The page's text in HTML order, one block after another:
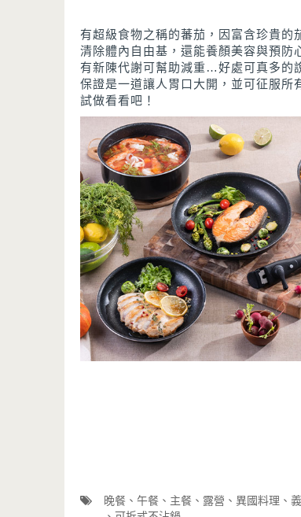
有超級食物之稱的蕃茄，因富含珍貴的
清除體內自由基，還能養顏美容與預防
有新陳代謝可幫助減重…好處可真多的
保證是一道讓人胃口大開，並可征服所
試做看看吧！
晚餐 午餐 主餐 露營 異國料理